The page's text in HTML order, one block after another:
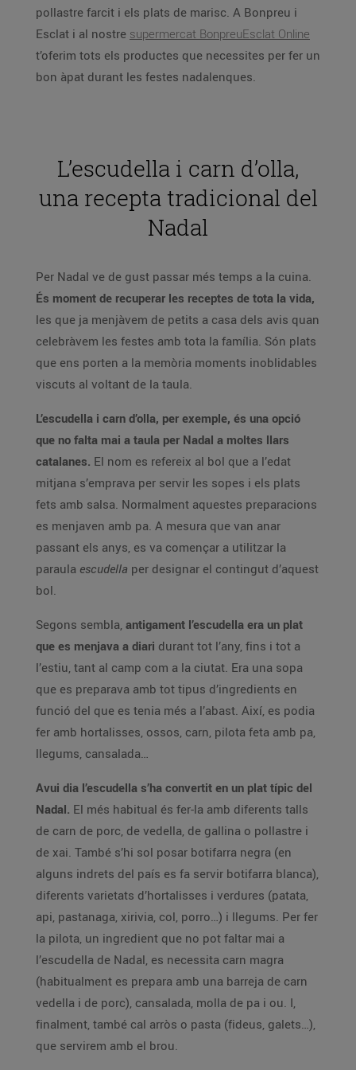
pollastre farcit i els plats de marisc. A Bonpreu i
Esclat i al nostre supermercat BonpreuEsclat Online
t’oferim tots els productes que necessites per fer un
bon àpat durant les festes nadalenques.
L’escudella i carn d’olla,
una recepta tradicional del
Nadal
Per Nadal ve de gust passar més temps a la cuina.
És moment de recuperar les receptes de tota la vida,
les que ja menjàvem de petits a casa dels avis quan
celebràvem les festes amb tota la família. Són plats
que ens porten a la memòria moments inoblidables
viscuts al voltant de la taula.
L’escudella i carn d’olla, per exemple, és una opció
que no falta mai a taula per Nadal a moltes llars
catalanes. El nom es refereix al bol que a l’edat
mitjana s’emprava per servir les sopes i els plats
fets amb salsa. Normalment aquestes preparacions
es menjaven amb pa. A mesura que van anar
passant els anys, es va començar a utilitzar la
paraula escudella per designar el contingut d’aquest
bol.
Segons sembla, antigament l’escudella era un plat
que es menjava a diari durant tot l’any, fins i tot a
l’estiu, tant al camp com a la ciutat. Era una sopa
que es preparava amb tot tipus d’ingredients en
funció del que es tenia més a l’abast. Així, es podia
fer amb hortalisses, ossos, carn, pilota feta amb pa,
llegums, cansalada…
Avui dia l’escudella s’ha convertit en un plat típic del
Nadal. El més habitual és fer-la amb diferents talls
de carn de porc, de vedella, de gallina o pollastre i
de xai. També s’hi sol posar botifarra negra (en
alguns indrets del país es fa servir botifarra blanca),
diferents varietats d’hortalisses i verdures (patata,
api, pastanaga, xirivia, col, porro…) i llegums. Per fer
la pilota, un ingredient que no pot faltar mai a
l’escudella de Nadal, es necessita carn magra
(habitualment es prepara amb una barreja de carn
vedella i de porc), cansalada, molla de pa i ou. I,
finalment, també cal arròs o pasta (fideus, galets…),
que servirem amb el brou.